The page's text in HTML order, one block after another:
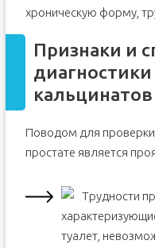
хроническую форму,
Признаки и
кальцинатов
Поводом для проверки
простате является
Трудности
туалет,